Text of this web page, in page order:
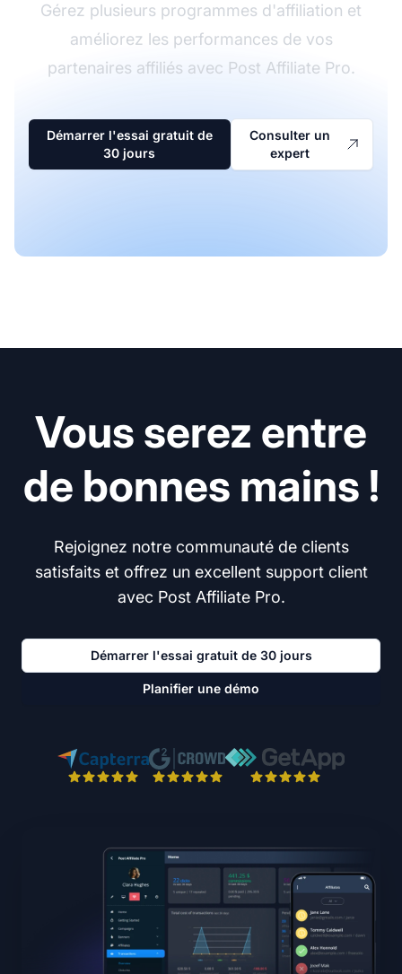
Gérez plusieurs programmes d'affiliation et
améliorez les performances de vos
partenaires affiliés avec Post Affiliate Pro.
Démarrer l'essai gratuit de
30 jours
Consulter un
expert
Vous serez entre
de bonnes mains !
Rejoignez notre communauté de clients
satisfaits et offrez un excellent support client
avec Post Affiliate Pro.
Démarrer l'essai gratuit de 30 jours
Planifier une démo